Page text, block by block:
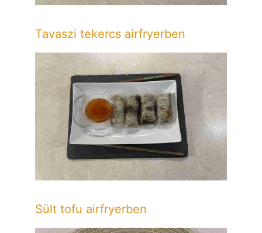
Tavaszi tekercs airfryerben
Sült tofu airfryerben